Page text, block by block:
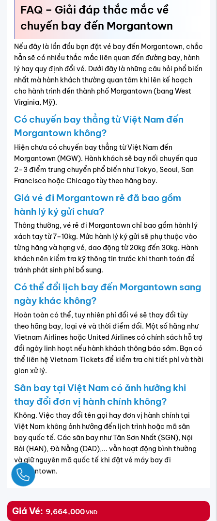
FAQ – Giải đáp thắc mắc về
chuyến bay đến Morgantown
Nếu đây là lần đầu bạn đặt vé bay đến Morgantown, chắc
hẳn sẽ có nhiều thắc mắc liên quan đến đường bay, hành
lý hay quy định đổi vé. Dưới đây là những câu hỏi phổ biến
nhất mà hành khách thường quan tâm khi lên kế hoạch
cho hành trình đến thành phố Morgantown (bang West
Virginia, Mỹ).
Có chuyến bay thẳng từ Việt Nam đến
Morgantown không?
Hiện chưa có chuyến bay thẳng từ Việt Nam đến
Morgantown (MGW). Hành khách sẽ bay nối chuyến qua
2–3 điểm trung chuyển phổ biến như Tokyo, Seoul, San
Francisco hoặc Chicago tùy theo hãng bay.
Giá vé đi Morgantown rẻ đã bao gồm
hành lý ký gửi chưa?
Thông thường, vé rẻ đi Morgantown chỉ bao gồm hành lý
xách tay từ 7–10kg. Mức hành lý ký gửi sẽ phụ thuộc vào
từng hãng và hạng vé, dao động từ 20kg đến 30kg. Hành
khách nên kiểm tra kỹ thông tin trước khi thanh toán để
tránh phát sinh phí bổ sung.
Có thể đổi lịch bay đến Morgantown sang
ngày khác không?
Hoàn toàn có thể, tuy nhiên phí đổi vé sẽ thay đổi tùy
theo hãng bay, loại vé và thời điểm đổi. Một số hãng như
Vietnam Airlines hoặc United Airlines có chính sách hỗ trợ
đổi ngày linh hoạt nếu hành khách thông báo sớm. Bạn có
thể liên hệ Vietnam Tickets để kiểm tra chi tiết phí và thời
gian xử lý.
Sân bay tại Việt Nam có ảnh hưởng khi
thay đổi đơn vị hành chính không?
Không. Việc thay đổi tên gọi hay đơn vị hành chính tại
Việt Nam không ảnh hưởng đến lịch trình hoặc mã sân
bay quốc tế. Các sân bay như Tân Sơn Nhất (SGN), Nội
Bài (HAN), Đà Nẵng (DAD),... vẫn hoạt động bình thường
và giữ nguyên mã quốc tế khi đặt vé máy bay đi
Morgantown.
Giá Vé: 9,664,000VND